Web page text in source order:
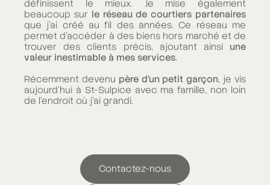
définissent le mieux. Je mise également
beaucoup sur le réseau de courtiers partenaires
que j'ai créé au fil des années. Ce réseau me
permet d'accéder à des biens hors marché et de
trouver des clients précis, ajoutant ainsi une
valeur inestimable à mes services.
Récemment devenu père d'un petit garçon, je vis
aujourd'hui à St-Sulpice avec ma famille, non loin
de l'endroit où j'ai grandi.
Contactez-nous